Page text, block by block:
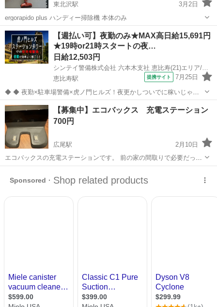
東北沢駅
3月2日
ergorapido plus ハンディー掃除機 本体のみ
東京 渋谷区 東北沢駅 生活家電
【週払い可】夜勤のみ★MAX高日給15,691円
★19時or21時スタートの夜…
日給12,503円
シンテイ警備株式会社 六本木支社 恵比寿(21)エリア/A3203200117
恵比寿駅
提携サイト 7月25日
◆ ◆ 夜勤×駐車場警備×虎ノ門ヒルズ！夜更かしついでに稼いじゃお
う☆ 虎ノ門ヒルズステーションタワーの駐車場で 誘導・案内などのシ
ンプル業務をお任せ！ 夜勤ならではの高日給だから 少ない勤務日数で
も効率的に稼げます！ ...
東京 渋谷区 恵比寿駅
【募集中】エコバックス 充電ステーション
700円
広尾駅
2月10日
エコバックスの充電ステーションです。 前の家の間取りで必要だった
ため購入しましたが、引越しに際して不要になったためお譲りしま
す。 使用期間は、半年ほどです。 多少の傷はありますが、動作に問題
はありません。 広尾駅・六本木駅...